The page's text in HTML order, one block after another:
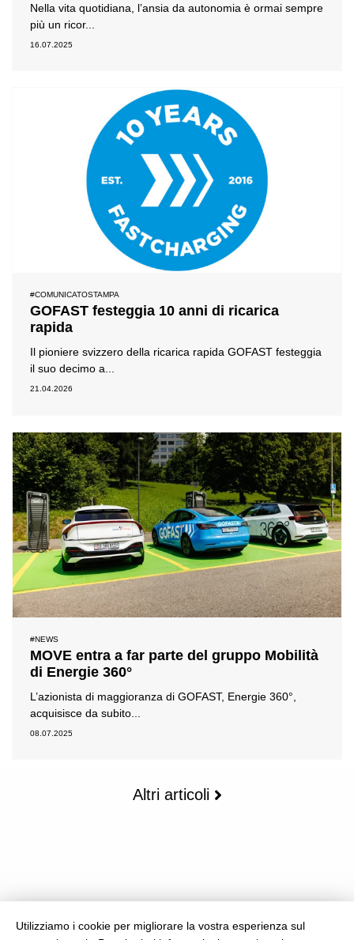
Nella vita quotidiana, l’ansia da autonomia è ormai sempre
più un ricor...
16.07.2025
#COMUNICATOSTAMPA
GOFAST festeggia 10 anni di ricarica
rapida
Il pioniere svizzero della ricarica rapida GOFAST festeggia
il suo decimo a...
21.04.2026
#NEWS
MOVE entra a far parte del gruppo Mobilità
di Energie 360°
L’azionista di maggioranza di GOFAST, Energie 360°,
acquisisce da subito...
08.07.2025
Altri articoli
Utilizziamo i cookie per migliorare la vostra esperienza sul